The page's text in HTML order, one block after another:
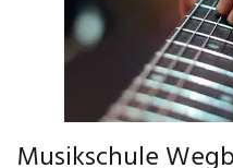
Musikschule